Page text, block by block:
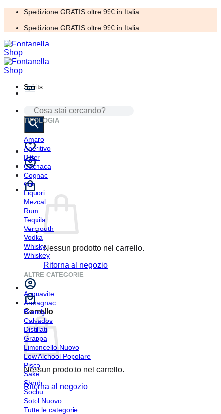
Salta
contenuti
Spedizione GRATIS oltre 99€ in Italia
Spedizione GRATIS oltre 99€ in Italia
CERCA:
Nessun prodotto nel carrello.
Ritorna al negozio
Carrello
Nessun prodotto nel carrello.
Ritorna al negozio
Spirits
TIPOLOGIA
Amaro
Aperitivo
Bitter
Cachaca
Cognac
Gin
Liquori
Mezcal
Rum
Tequila
Vermouth
Vodka
Whisky
Whiskey
ALTRE CATEGORIE
Acquavite
Armagnac
Brandy
Calvados
Distillati
Grappa
Limoncello
Low Alchool
Pisco
Sake
Shrub
Sochu
Sotol
Tutte le categorie